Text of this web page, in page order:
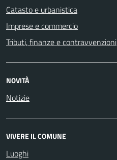
Catasto e urbanistica
Imprese e commercio
Tributi, finanze e contravvenzioni
NOVITÀ
Notizie
VIVERE IL COMUNE
Luoghi